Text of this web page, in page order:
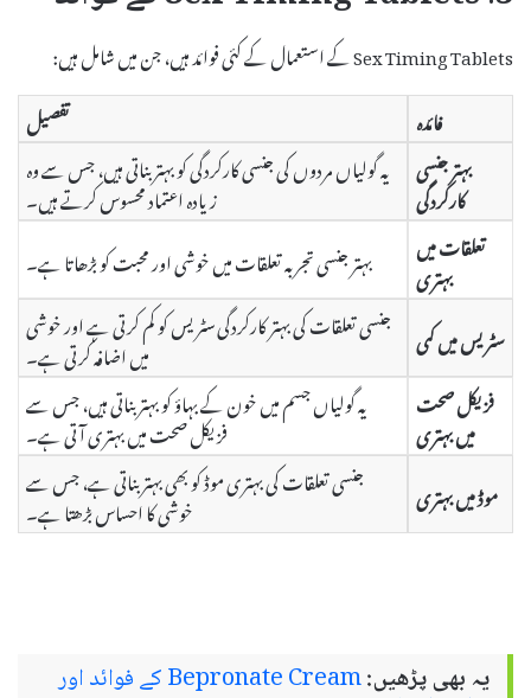
Sex Timing Tablets کے استعمال کے کئی فوائد ہیں، جن میں شامل ہیں:
فائدہ
تفصیل
بہتر جنسی
کارکردگی
یہ گولیاں مردوں کی جنسی کارکردگی کو بہتر بناتی ہیں، جس سے وہ
زیادہ اعتماد محسوس کرتے ہیں۔
تعلقات میں
بہتری
بہتر جنسی تجربہ تعلقات میں خوشی اور محبت کو بڑھاتا ہے۔
سٹریس میں کمی جنسی تعلقات کی بہتر کارکردگی سٹریس کو کم کرتی ہے اور خوشی
میں اضافہ کرتی ہے۔
فزیکل صحت
میں بہتری
یہ گولیاں جسم میں خون کے بہاؤ کو بہتر بناتی ہیں، جس سے
فزیکل صحت میں بہتری آتی ہے۔
موڈ میں بہتری
جنسی تعلقات کی بہتری موڈ کو بھی بہتر بناتی ہے، جس سے
خوشی کا احساس بڑھتا ہے۔
یہ بھی پڑھیں: Bepronate Cream کے فوائد اور